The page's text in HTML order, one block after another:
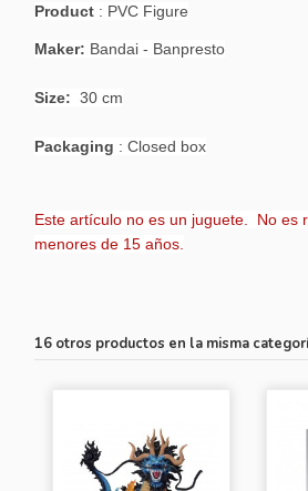
Product : PVC Figure
Maker: Bandai - Banpresto
Size: 30 cm
Packaging : Closed box
Este artículo no es un juguete. No es
menores de 15 años.
16 otros productos en la misma